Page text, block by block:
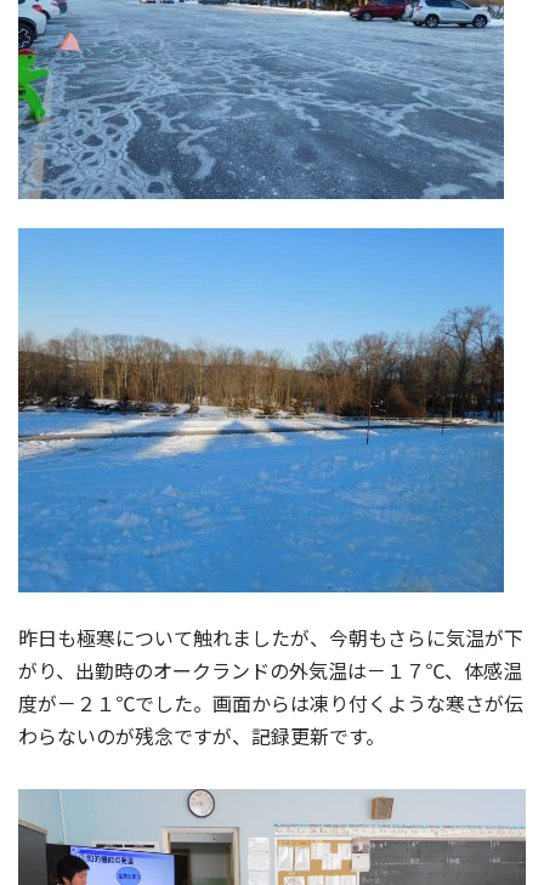
昨日も極寒について触れましたが、今朝もさらに気温が下
がり、出勤時のオークランドの外気温は－１７℃、体感温
度が－２１℃でした。画面からは凍り付くような寒さが伝
わらないのが残念ですが、記録更新です。